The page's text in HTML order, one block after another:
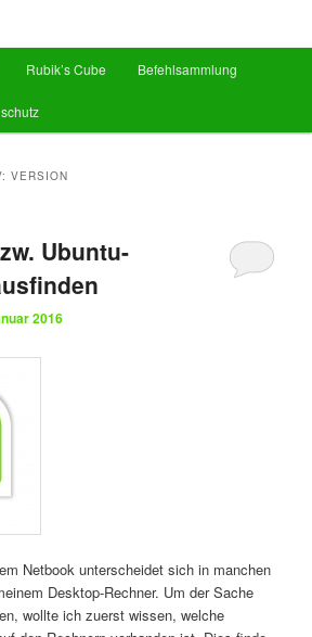
Rubik’s Cube Befehlsammlung
VERSION
Ubuntu-
2016
Netbook unterscheidet sich in manchen
Desktop-Rechner. Um der Sache
wollte ich zuerst wissen, welche